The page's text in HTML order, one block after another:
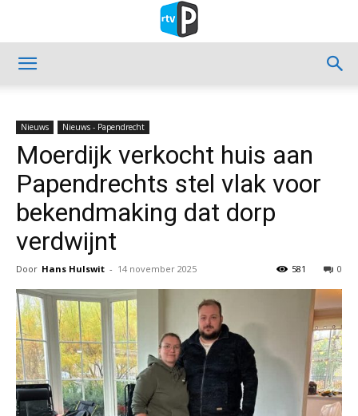
Nieuws Nieuws - Papendrecht
Moerdijk verkocht huis aan
Papendrechts stel vlak voor
bekendmaking dat dorp
verdwijnt
Door Hans Hulswit - 14 november 2025 0
581